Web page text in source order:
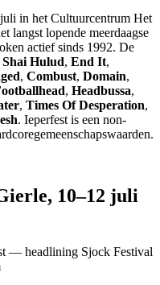
in het Cultuurcentrum Het
langst lopende meerdaagse
actief sinds 1992. De
Shai Hulud, End It,
, Combust, Domain,
, Headbussa,
, Times Of Desperation,
. Ieperfest is een non-
10–12 juli